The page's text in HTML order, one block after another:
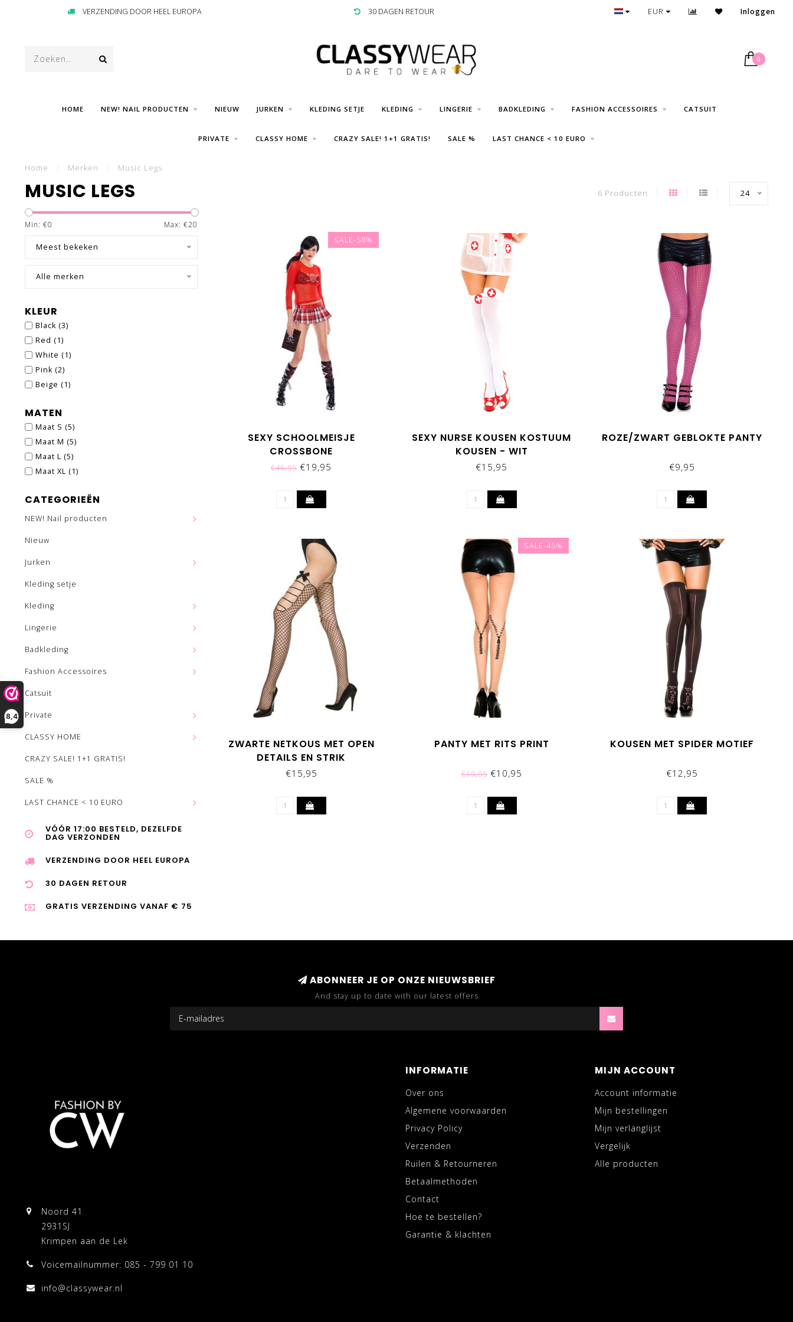
8,4
VERZENDING DOOR HEEL EUROPA 30 DAGEN RETOUR GRATIS VERZENDING VANAF € 75
EUR Inloggen
0
HOME NEW! NAIL PRODUCTEN NIEUW JURKEN KLEDING SETJE KLEDING LINGERIE BADKLEDING FASHION ACCESSOIRES CATSUIT
PRIVATE CLASSY HOME CRAZY SALE! 1+1 GRATIS! SALE % LAST CHANCE < 10 EURO
Home Merken Music Legs
MUSIC LEGS 6 Producten 24
Min: €0 Max: €20
Meest bekeken
Alle merken
KLEUR
Black (3)
Red (1)
White (1)
Pink (2)
Beige (1)
MATEN
Maat S (5)
Maat M (5)
Maat L (5)
Maat XL (1)
CATEGORIEËN
NEW! Nail producten
Nieuw
Jurken
Kleding setje
Kleding
Lingerie
Badkleding
Fashion Accessoires
Catsuit
Private
CLASSY HOME
CRAZY SALE! 1+1 GRATIS!
SALE %
LAST CHANCE < 10 EURO
VÓÓR 17:00 BESTELD, DEZELFDE
DAG VERZONDEN
VERZENDING DOOR HEEL EUROPA
30 DAGEN RETOUR
GRATIS VERZENDING VANAF € 75
SALE-58%
SEXY SCHOOLMEISJE
CROSSBONE
€46,95€19,95
SEXY NURSE KOUSEN KOSTUUM
KOUSEN - WIT
€15,95
ROZE/ZWART GEBLOKTE PANTY
€9,95
ZWARTE NETKOUS MET OPEN
DETAILS EN STRIK
€15,95
SALE-45%
PANTY MET RITS PRINT
€19,95€10,95
KOUSEN MET SPIDER MOTIEF
€12,95
ABONNEER JE OP ONZE NIEUWSBRIEF
And stay up to date with our latest offers
Noord 41
2931SJ
Krimpen aan de Lek
Voicemailnummer: 085 - 799 01 10
info@classywear.nl
INFORMATIE
Over ons
Algemene voorwaarden
Privacy Policy
Verzenden
Ruilen & Retourneren
Betaalmethoden
Contact
Hoe te bestellen?
Garantie & klachten
MIJN ACCOUNT
Account informatie
Mijn bestellingen
Mijn verlanglijst
Vergelijk
Alle producten